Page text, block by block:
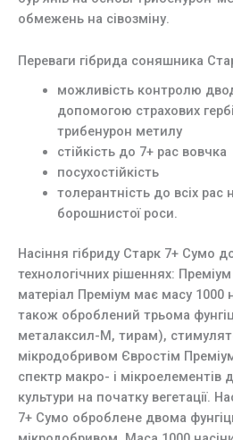
обмежень на сівозміну.
Переваги гібрида соняшника
можливість контролю
допомогою страхових
трибенурон метилу
стійкість до 7+ рас вовчка
посухостійкість
толерантність до всіх рас
борошнистої роси.
Насіння гібриду Старк 7+ Сумо
технологічних рішеннях:
матеріал Преміум має масу 1000
також оброблений трьома
металаксил-М, тирам),
мікродобривом Євростім
спектр макро- і мікроелементів
культури на початку вегетації.
7+ Сумо оброблене двома